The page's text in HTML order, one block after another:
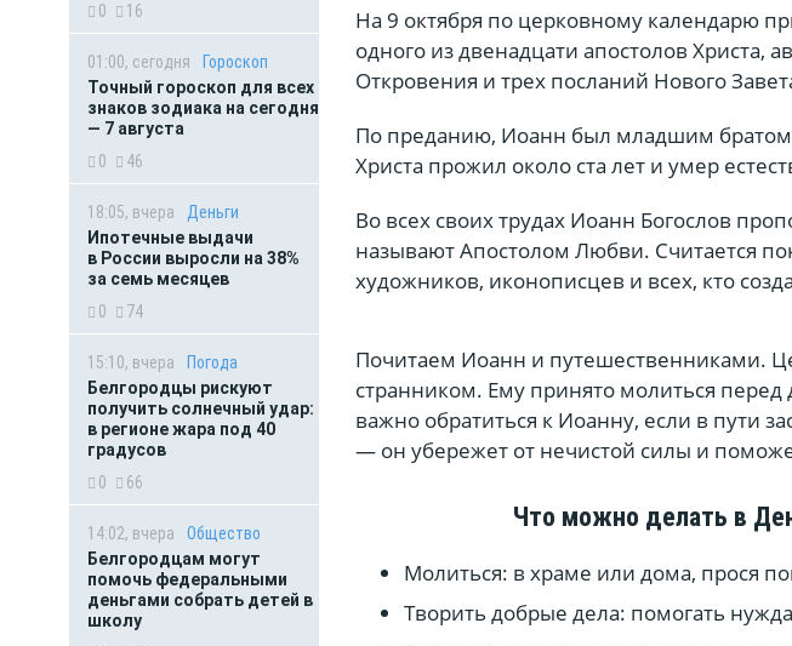
0
16
01:00, сегодня
Гороскоп
Точный гороскоп для всех
знаков зодиака на сегодня
— 7 августа
0
46
18:05, вчера
Деньги
Ипотечные выдачи
в России выросли на 38%
за семь месяцев
0
74
15:10, вчера
Погода
Белгородцы рискуют
получить солнечный удар:
в регионе жара под 40
градусов
0
66
14:02, вчера
Общество
Белгородцам могут
помочь федеральными
деньгами собрать детей в
школу
На 9 октября по церковному календарю
одного из двенадцати апостолов Христа,
Откровения и трех посланий Нового
По преданию, Иоанн был младшим
Христа прожил около ста лет и умер
Во всех своих трудах Иоанн Богослов
называют Апостолом Любви. Считается
художников, иконописцев и всех, кто
Почитаем Иоанн и путешественниками.
странником. Ему принято молиться
важно обратиться к Иоанну, если в пути
— он убережет от нечистой силы и
Что можно делать в
Молиться: в храме или дома, прося
Творить добрые дела: помогать